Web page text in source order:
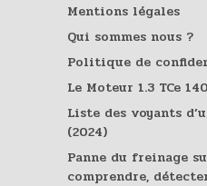
Mentions légales
Qui sommes nous ?
Politique de
Le Moteur 1.3 TCe
Liste des voyants
(2024)
Panne du freinage
comprendre,